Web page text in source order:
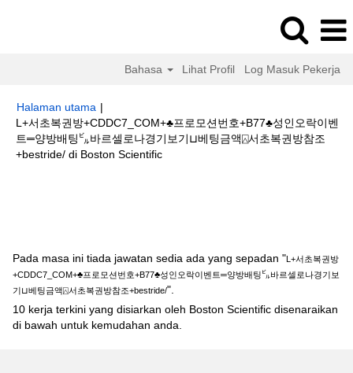
Bahasa Lihat Profil Log Masuk Pekerja
Halaman utama |
L+서초복권방+CDDC7_CОM+♣프로모션번호+B77♣성인오락이벤
트═양방배팅㌱바르셀로나경기보기⊔베팅금액⍓서초복권방참조
+bestride/ di Boston Scientific(halaman
Pada masa ini tiada jawatan sedia ada yang sepadan "L+서초복권방
+CDDC7_CОM+♣프로모션번호+B77♣성인오락이벤트═양방배팅㌱바르셀로나경기보
기⊔베팅금액⍓서초복권방참조+bestride/".
10 kerja terkini yang disiarkan oleh Boston Scientific disenaraikan
di bawah untuk kemudahan anda.